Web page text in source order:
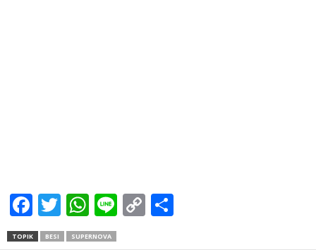
Facebook
Twitter
WhatsApp
LineCopy
TOPIK BESI SUPERNOVA